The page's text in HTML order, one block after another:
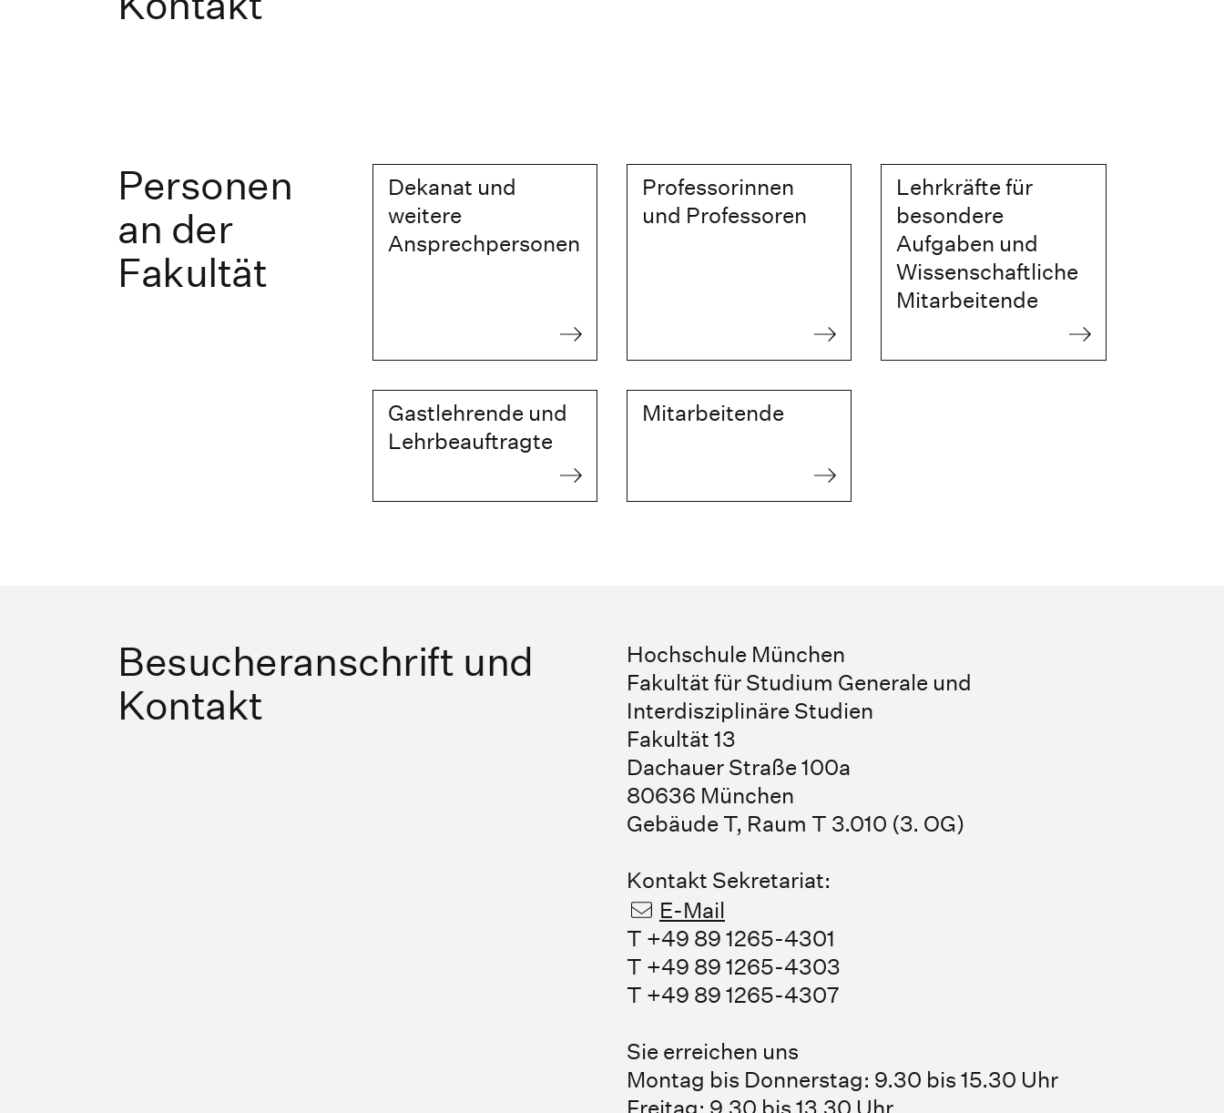
Personen
an der
Fakultät
Dekanat und
weitere
Ansprechpersonen
Professorinnen
und Professoren
Lehrkräfte für
besondere
Aufgaben und
Wissenschaftliche
Mitarbeitende
Gastlehrende und
Lehrbeauftragte
Mitarbeitende
Besucheranschrift und
Kontakt
Hochschule München
Fakultät für Studium Generale und
Interdisziplinäre Studien
Fakultät 13
Dachauer Straße 100a
80636 München
Gebäude T, Raum T 3.010 (3. OG)
Kontakt Sekretariat:
E-Mail
T +49 89 1265-4301
T +49 89 1265-4303
T +49 89 1265-4307
Sie erreichen uns
Montag bis Donnerstag: 9.30 bis 15.30 Uhr
Freitag: 9.30 bis 13.30 Uhr